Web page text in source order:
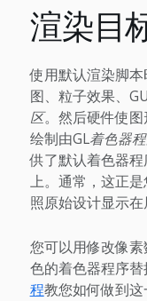
渲染目
使用默认渲染脚
图、粒子效果、
区。然后硬件使
绘制由GL着色器
供了默认着色器
上。通常，这正
照原始设计显示在
您可以用修改像
色的着色器程序替
程教您如何做到这